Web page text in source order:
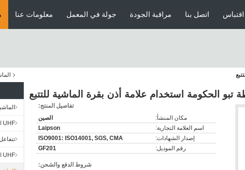
معلومات عنا جولة في المعمل مراقبة الجودة اتصل بنا
UHF الأذن الوسم
UHF الماشية العلامات
تفاصيل المنتج:
مكان المنشأ:
الصين
اسم العلامة التجارية:
Laipson
إصدار الشهادات:
ISO9001: ISO14001, SGS, CMA
رقم الموديل:
GF201
شروط الدفع والشحن: